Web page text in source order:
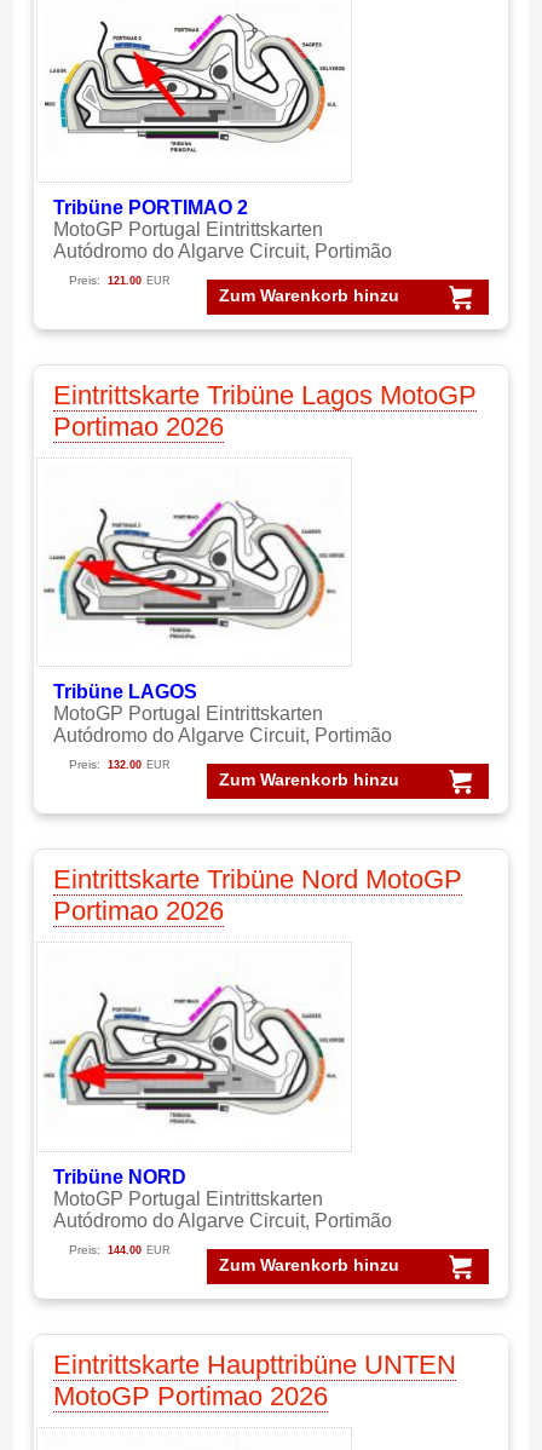
Tribüne PORTIMAO 2
MotoGP Portugal Eintrittskarten
Autódromo do Algarve Circuit, Portimão
Zum Warenkorb hinzu
Preis: 121.00 EUR
Eintrittskarte Tribüne Lagos MotoGP
Portimao 2026
Tribüne LAGOS
MotoGP Portugal Eintrittskarten
Autódromo do Algarve Circuit, Portimão
Zum Warenkorb hinzu
Preis: 132.00 EUR
Eintrittskarte Tribüne Nord MotoGP
Portimao 2026
Tribüne NORD
MotoGP Portugal Eintrittskarten
Autódromo do Algarve Circuit, Portimão
Zum Warenkorb hinzu
Preis: 144.00 EUR
Eintrittskarte Haupttribüne UNTEN
MotoGP Portimao 2026